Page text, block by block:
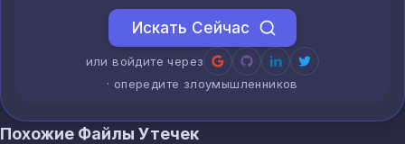
Искать Сейчас
или войдите через
· опередите злоумышленников
Похожие Файлы Утечек